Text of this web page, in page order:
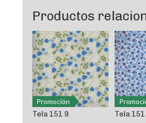
Productos
Promoción
Tela 151 9 Tela 151